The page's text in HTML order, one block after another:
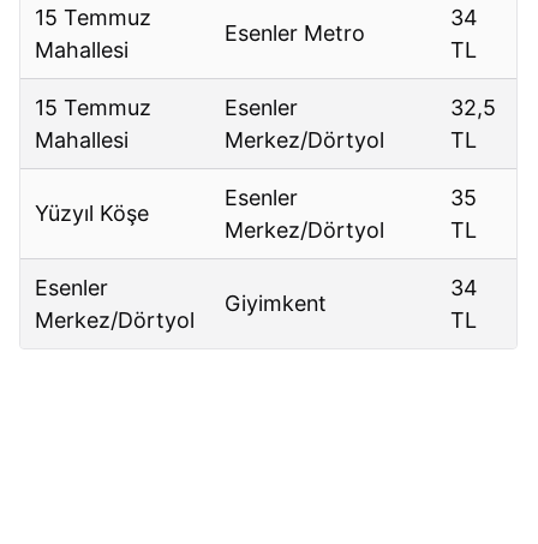
15 Temmuz
Mahallesi
Esenler Metro
34
TL
15 Temmuz
Mahallesi
Esenler
Merkez/Dörtyol
32,5
TL
Yüzyıl Köşe
Esenler
Merkez/Dörtyol
35
TL
Esenler
Merkez/Dörtyol
Giyimkent
34
TL